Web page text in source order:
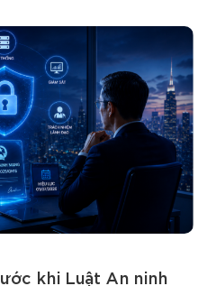
khi Luật An ninh